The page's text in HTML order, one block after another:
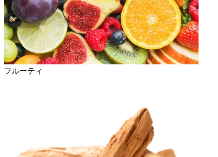
フルーティ